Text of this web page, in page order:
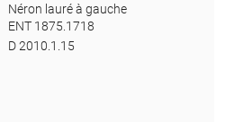
Néron lauré à gauche
ENT 1875.1718
D 2010.1.15